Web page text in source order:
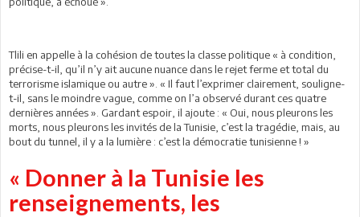
Tlili en appelle à la cohésion de toutes la classe politique « à condition,
précise-t-il, qu’il n’y ait aucune nuance dans le rejet ferme et total du
terrorisme islamique ou autre ». « Il faut l’exprimer clairement, souligne-
t-il, sans le moindre vague, comme on l’a observé durant ces quatre
dernières années ». Gardant espoir, il ajoute : « Oui, nous pleurons les
morts, nous pleurons les invités de la Tunisie, c’est la tragédie, mais, au
bout du tunnel, il y a la lumière : c’est la démocratie tunisienne ! »
« Donner à la Tunisie les
renseignements, les